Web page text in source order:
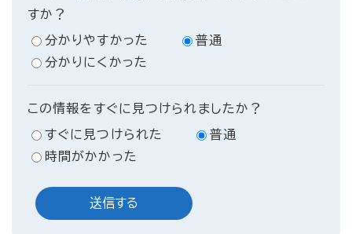
すか？
分かりやすかった
普通
分かりにくかった
この情報をすぐに見つけられましたか？
すぐに見つけられた
普通
時間がかかった